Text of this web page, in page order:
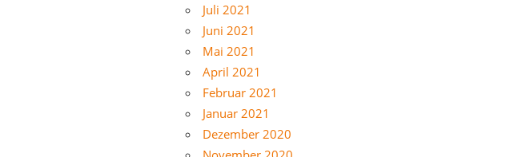
Juli 2021
Juni 2021
Mai 2021
April 2021
Februar 2021
Januar 2021
Dezember 2020